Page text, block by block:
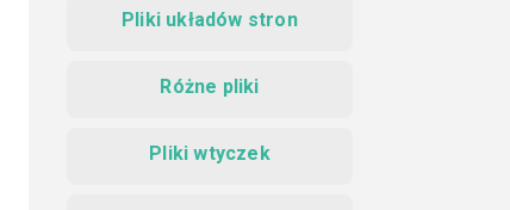
Pliki układów stron
Różne pliki
Pliki wtyczek